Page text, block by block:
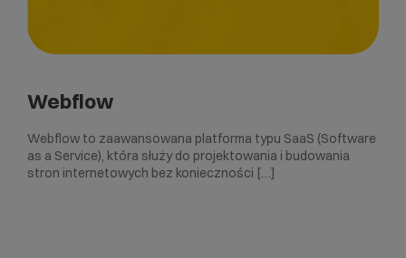
Webflow
Webflow to zaawansowana platforma typu SaaS (Software
as a Service), która służy do projektowania i budowania
stron internetowych bez konieczności […]